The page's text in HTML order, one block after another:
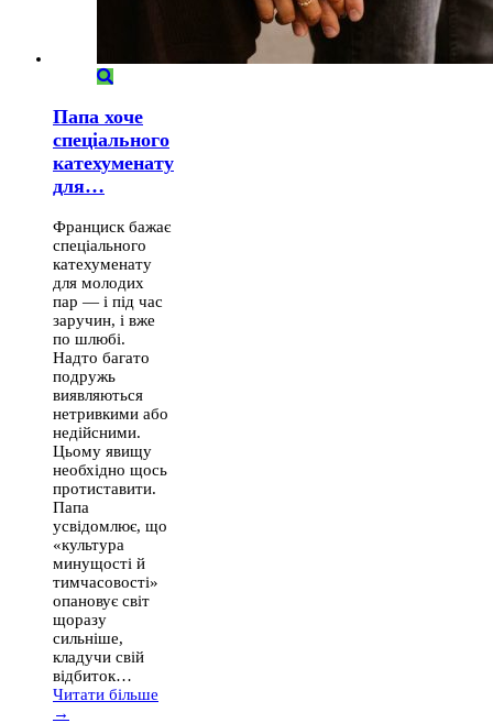
Папа хоче
спеціального
катехуменату
для…
Франциск бажає
спеціального
катехуменату
для молодих
пар — і під час
заручин, і вже
по шлюбі.
Надто багато
подружь
виявляються
нетривкими або
недійсними.
Цьому явищу
необхідно щось
протиставити.
Папа
усвідомлює, що
«культура
минущості й
тимчасовості»
опановує світ
щоразу
сильніше,
кладучи свій
відбиток…
Читати більше
→